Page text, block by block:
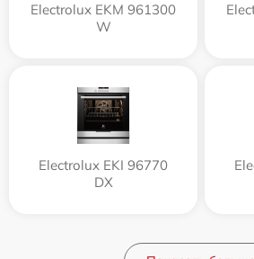
Electrolux EKM 961300
W
Electrolux EKI 96770
DX